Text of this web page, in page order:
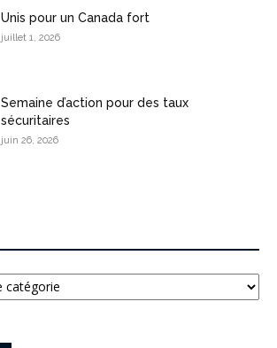
Unis pour un Canada fort
juillet 1, 2026
Semaine d’action pour des taux
sécuritaires
juin 26, 2026